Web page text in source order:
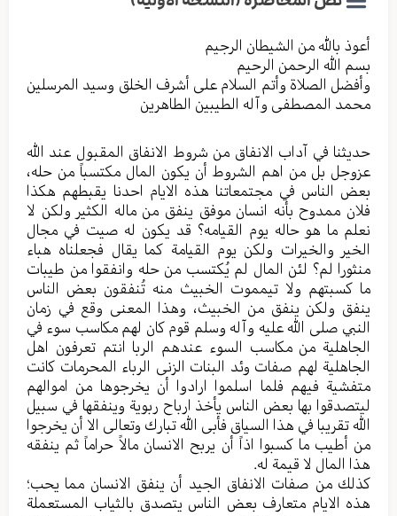
أعوذ بالله من الشیطان الرجیم
بسم الله الرحمن الرحیم
وأفضل الصلاة وأتم السلام علی أشرف الخلق وسید المرسلین
محمد المصطفی وآله الطیبین الطاهرین
حدیثنا في آداب الانفاق من شروط الانفاق المقبول عند الله
عزوجل بل من اهم الشروط أن یکون المال مکتسباً من حله،
بعض الناس في مجتمعاتنا هذه الایام احدنا یقبطهم هکذا
فلان ممدوح بأنه انسان موفق ینفق من ماله الکثیر ولکن لا
نعلم ما هو حاله یوم القیامه؟ قد یکون له صیت في مجال
الخیر والخیرات ولکن یوم القیامة کما یقال فجعلناه هباء
منثورا لم؟ لئن المال لم یُکتسب من حله وانفقوا من طیبات
ما کسبتهم ولا تیمموت الخبیث منه تُنفقون بعض الناس
ینفق ولکن ینفق من الخبیث، وهذا المعنی وقع في زمان
النبي صلی الله علیه وآله وسلم قوم کان لهم مکاسب سوء في
الجاهلیة من مکاسب السوء عندهم الربا انتم تعرفون اهل
الجاهلیة لهم صفات وئد البنات الزنی الرباء المحرمات کانت
متفشیة فیهم فلما اسلموا ارادوا أن یخرجوها من اموالهم
لیتصدقوا بها بعض الناس یأخذ ارباح ربویة وینفقها في سبیل
الله تقریبا في هذا السیاق فأبی الله تبارك وتعالی الا أن یخرجوا
من أطیب ما کسبوا اذاً أن یربح الانسان مالاً حراماً ثم ینفقه
هذا المال لا قیمة له.
کذلك من صفات الانفاق الجید أن ینفق الانسان مما یحب؛
هذه الایام متعارف بعض الناس یتصدق بالثیاب المستعملة